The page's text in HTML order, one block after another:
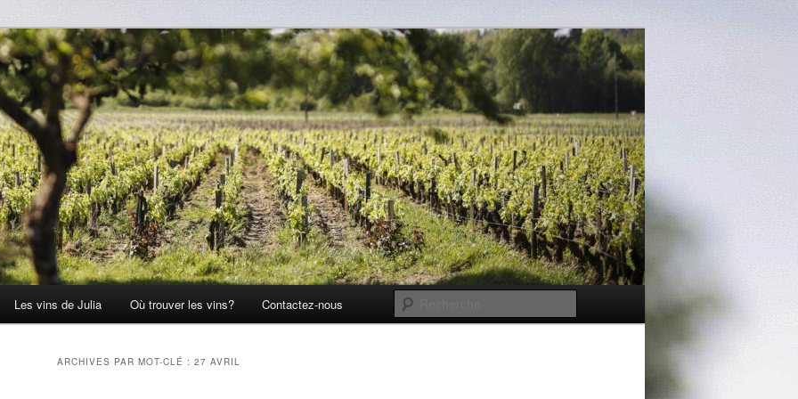
Les vins de Julia Où trouver les vins? Contactez-nous
ARCHIVES PAR MOT-CLÉ : 27 AVRIL